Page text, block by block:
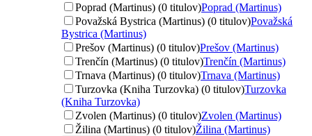
Poprad (Martinus) (0 titulov)Poprad (Martinus)
Považská Bystrica (Martinus) (0 titulov)Považská
Bystrica (Martinus)
Prešov (Martinus) (0 titulov)Prešov (Martinus)
Trenčín (Martinus) (0 titulov)Trenčín (Martinus)
Trnava (Martinus) (0 titulov)Trnava (Martinus)
Turzovka (Kniha Turzovka) (0 titulov)Turzovka
(Kniha Turzovka)
Zvolen (Martinus) (0 titulov)Zvolen (Martinus)
Žilina (Martinus) (0 titulov)Žilina (Martinus)